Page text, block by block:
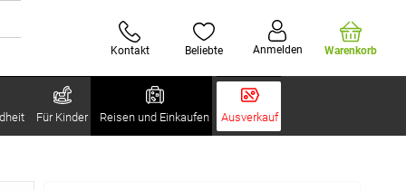
Kontakt Beliebte Anmelden Warenkorb
Für Kinder Reisen und Einkaufen Ausverkauf